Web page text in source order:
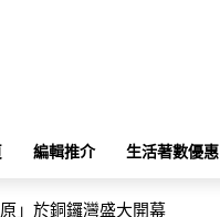
編輯推介 生活著數優惠
」於銅鑼灣盛大開幕